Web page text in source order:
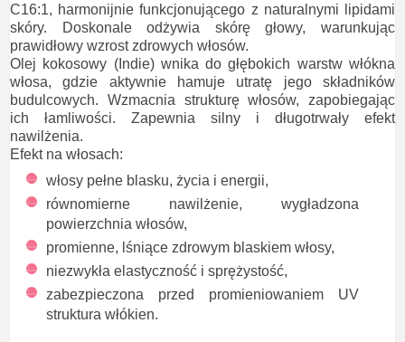
C16:1, harmonijnie funkcjonującego z naturalnymi lipidami
skóry. Doskonale odżywia skórę głowy, warunkując
prawidłowy wzrost zdrowych włosów.
Olej kokosowy (Indie) wnika do głębokich warstw włókna
włosa, gdzie aktywnie hamuje utratę jego składników
budulcowych. Wzmacnia strukturę włosów, zapobiegając
ich łamliwości. Zapewnia silny i długotrwały efekt
nawilżenia.
Efekt na włosach:
włosy pełne blasku, życia i energii,
równomierne nawilżenie, wygładzona
powierzchnia włosów,
promienne, lśniące zdrowym blaskiem włosy,
niezwykła elastyczność i sprężystość,
zabezpieczona przed promieniowaniem UV
struktura włókien.